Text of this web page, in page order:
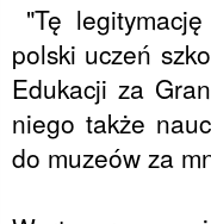
"Tę
polski uczeń
Edukacji za
niego także
do muzeów za